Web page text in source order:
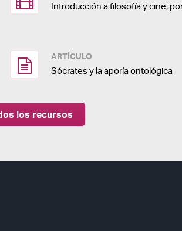
Introducción a filosofía y cine,
ARTÍCULO
Sócrates y la aporía ontológica
los recursos